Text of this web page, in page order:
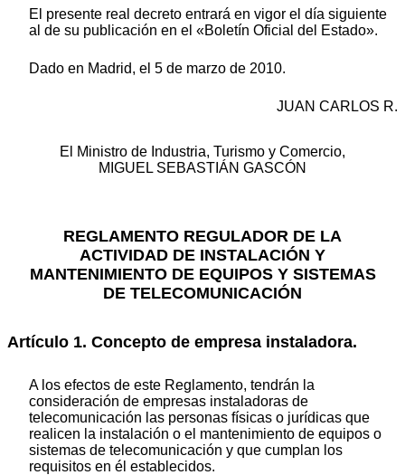
El presente real decreto entrará en vigor el día siguiente
al de su publicación en el «Boletín Oficial del Estado».
Dado en Madrid, el 5 de marzo de 2010.
JUAN CARLOS R.
El Ministro de Industria, Turismo y Comercio,
MIGUEL SEBASTIÁN GASCÓN
REGLAMENTO REGULADOR DE LA
ACTIVIDAD DE INSTALACIÓN Y
MANTENIMIENTO DE EQUIPOS Y SISTEMAS
DE TELECOMUNICACIÓN
Artículo 1. Concepto de empresa instaladora.
A los efectos de este Reglamento, tendrán la
consideración de empresas instaladoras de
telecomunicación las personas físicas o jurídicas que
realicen la instalación o el mantenimiento de equipos o
sistemas de telecomunicación y que cumplan los
requisitos en él establecidos.